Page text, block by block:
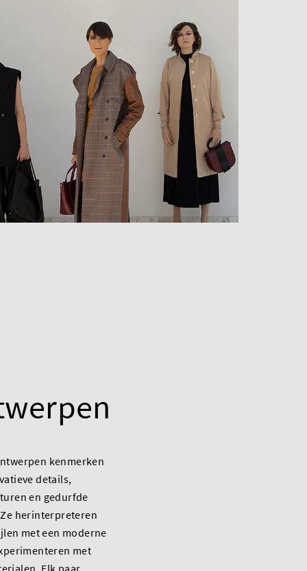
kenmerken
details,
en gedurfde
herinterpreteren
met een moderne
met